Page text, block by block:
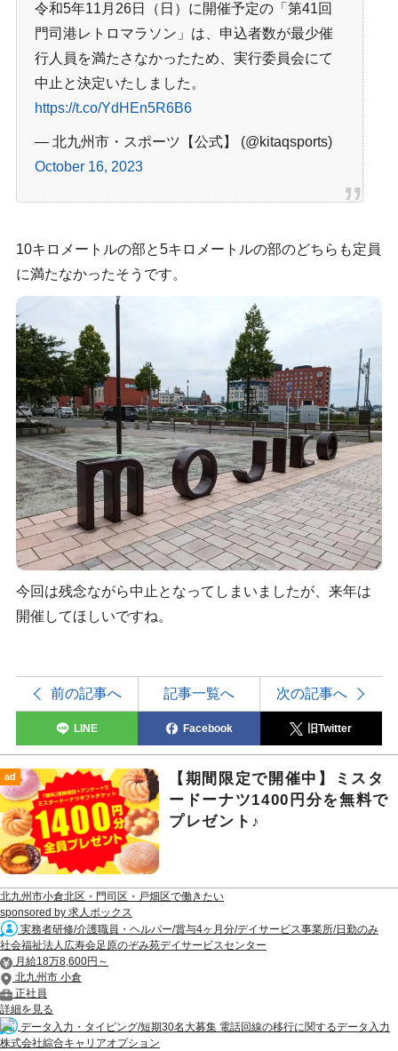
令和5年11月26日（日）に開催予定の「第41回
門司港レトロマラソン」は、申込者数が最少催
行人員を満たさなかったため、実行委員会にて
中止と決定いたしました。
https://t.co/YdHEn5R6B6
— 北九州市・スポーツ【公式】 (@kitaqsports)
October 16, 2023
10キロメートルの部と5キロメートルの部のどちらも定員
に満たなかったそうです。
今回は残念ながら中止となってしまいましたが、来年は
開催してほしいですね。
前の記事へ 記事一覧へ 次の記事へ
LINE Facebook 旧Twitter
ad
【期間限定で開催中】ミスタ
ードーナツ1400円分を無料で
プレゼント♪
北九州市小倉北区・門司区・戸畑区で働きたい
sponsored by 求人ボックス
実務者研修/介護職員・ヘルパー/賞与4ヶ月分/デイサービス事業所/日勤のみ
社会福祉法人広寿会足原のぞみ苑デイサービスセンター
月給18万8,600円～
北九州市 小倉
正社員
詳細を見る
データ入力・タイピング/短期30名大募集 電話回線の移行に関するデータ入力
株式会社綜合キャリアオプション